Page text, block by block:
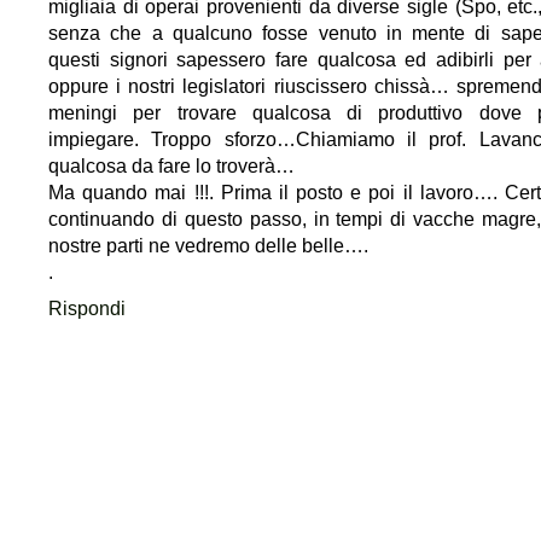
migliaia di operai provenienti da diverse sigle (Spo,
senza che a qualcuno fosse venuto in mente di
questi signori sapessero fare qualcosa ed adibirli per
oppure i nostri legislatori riuscissero chissà…
meningi per trovare qualcosa di produttivo dove
impiegare. Troppo sforzo…Chiamiamo il prof.
qualcosa da fare lo troverà…
Ma quando mai !!!. Prima il posto e poi il lavoro….
continuando di questo passo, in tempi di vacche
nostre parti ne vedremo delle belle….
.
Rispondi